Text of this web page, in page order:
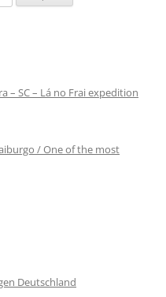
– SC – Lá no Frai expedition
/ One of the most
Deutschland